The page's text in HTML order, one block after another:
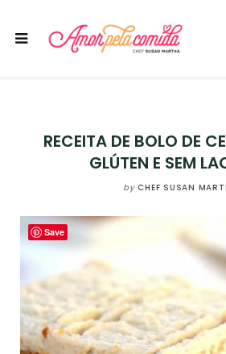
RECEITA DE BOLO DE
GLÚTEN E SEM
by CHEF SUSAN
Save